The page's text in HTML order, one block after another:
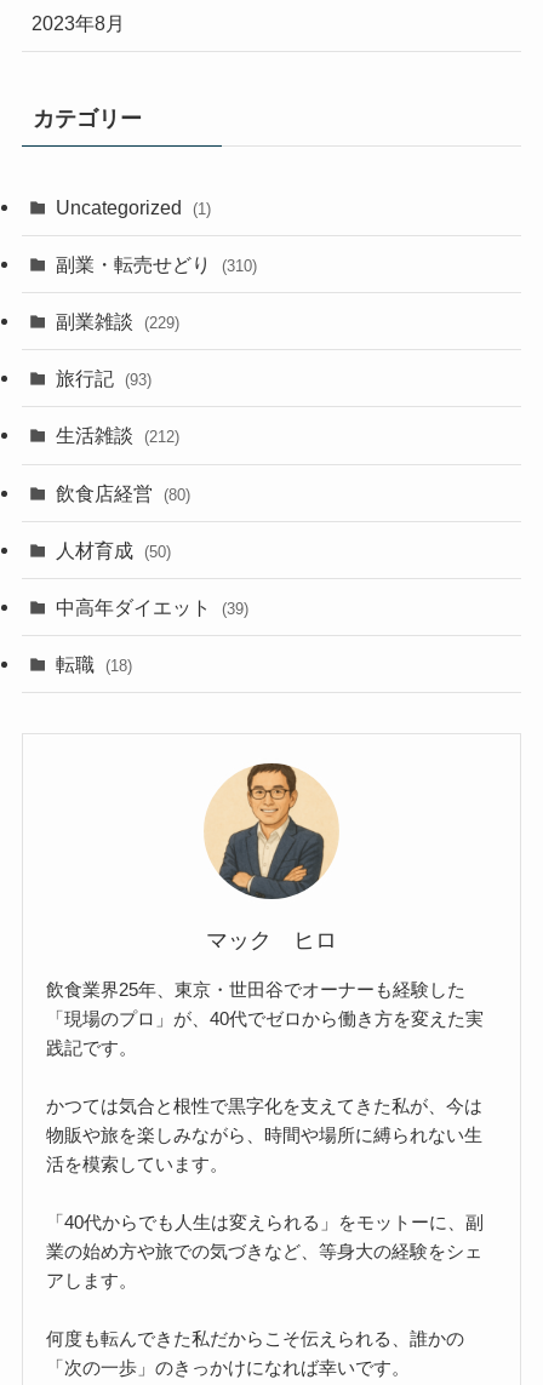
2023年8月
カテゴリー
Uncategorized (1)
副業・転売せどり (310)
副業雑談 (229)
旅行記 (93)
生活雑談 (212)
飲食店経営 (80)
人材育成 (50)
中高年ダイエット (39)
転職 (18)
マック ヒロ
飲食業界25年、東京・世田谷でオーナーも経験した
「現場のプロ」が、40代でゼロから働き方を変えた実
践記です。
かつては気合と根性で黒字化を支えてきた私が、今は
物販や旅を楽しみながら、時間や場所に縛られない生
活を模索しています。
「40代からでも人生は変えられる」をモットーに、副
業の始め方や旅での気づきなど、等身大の経験をシェ
アします。
何度も転んできた私だからこそ伝えられる、誰かの
「次の一歩」のきっかけになれば幸いです。